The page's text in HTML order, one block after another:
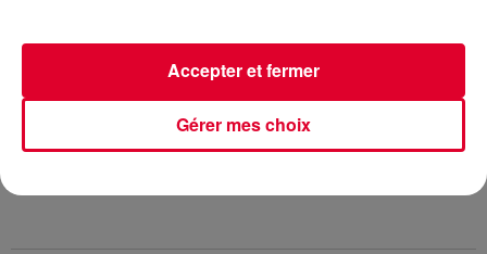
Gérer mes choix
Accepter et fermer